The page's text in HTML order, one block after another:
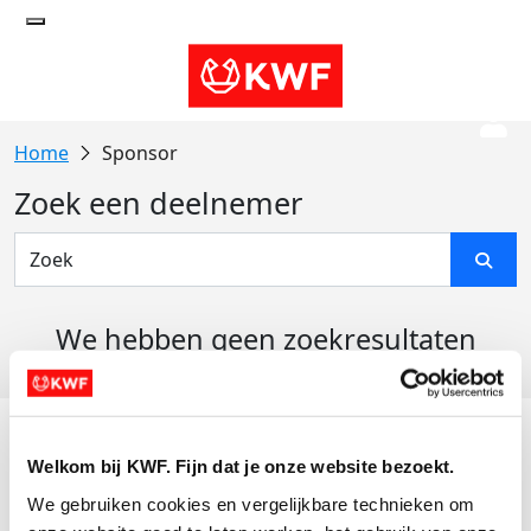
Welkom bij KWF. Fijn dat je onze website bezoekt.
We gebruiken cookies en vergelijkbare technieken om
Sponsor
Zoek een deelnemer
We hebben geen zoekresultaten
Actiematerialen
Evenementen